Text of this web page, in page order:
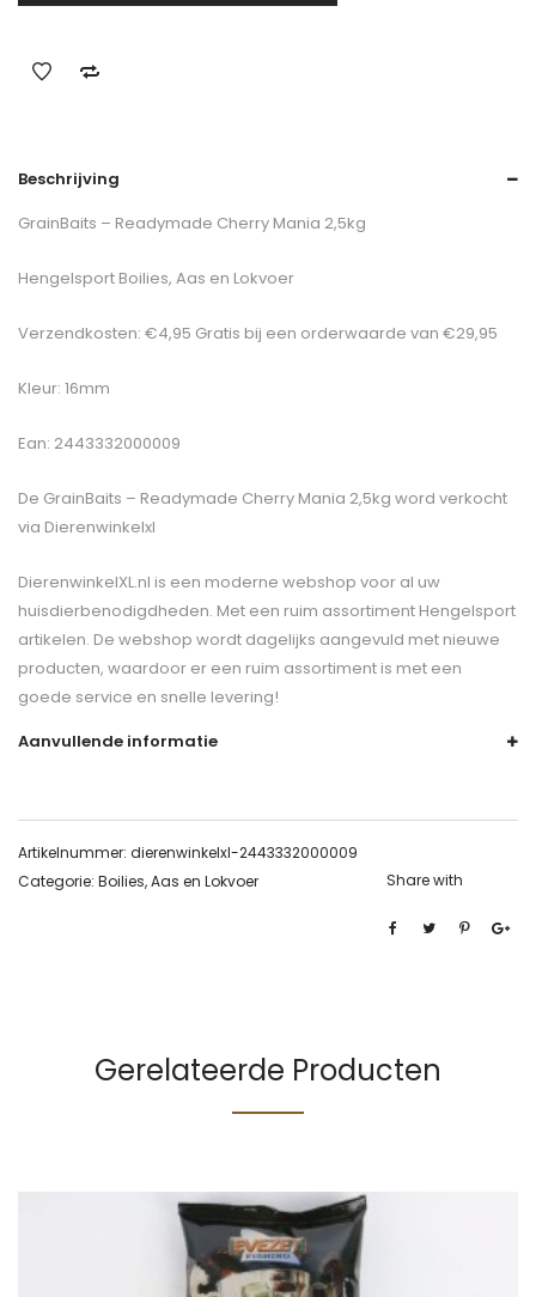
Beschrijving
GrainBaits – Readymade Cherry Mania 2,5kg
Hengelsport Boilies, Aas en Lokvoer
Verzendkosten: €4,95 Gratis bij een orderwaarde van €29,95
Kleur: 16mm
Ean: 2443332000009
De GrainBaits – Readymade Cherry Mania 2,5kg word verkocht
via Dierenwinkelxl
DierenwinkelXL.nl is een moderne webshop voor al uw
huisdierbenodigdheden. Met een ruim assortiment Hengelsport
artikelen. De webshop wordt dagelijks aangevuld met nieuwe
producten, waardoor er een ruim assortiment is met een
goede service en snelle levering!
Aanvullende informatie
Artikelnummer: dierenwinkelxl-2443332000009
Categorie: Boilies, Aas en Lokvoer Share with
Gerelateerde Producten